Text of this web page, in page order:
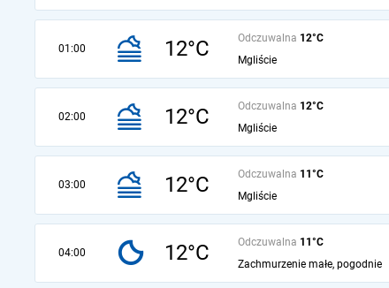
01:00 12°C Odczuwalna 12°C
Mgliście
02:00 12°C Odczuwalna 12°C
Mgliście
03:00 12°C Odczuwalna 11°C
Mgliście
04:00 12°C Odczuwalna 11°C
Zachmurzenie małe, pogodnie